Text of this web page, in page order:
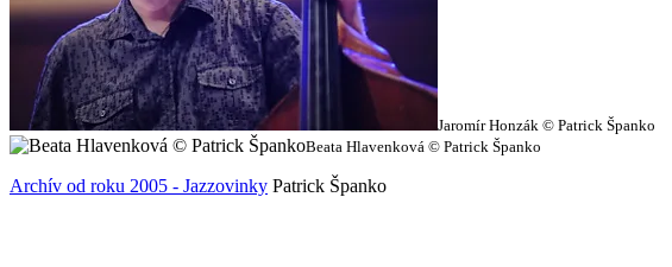
Jaromír Honzák © Patrick Španko
Beata Hlavenková © Patrick Španko
Archív od roku 2005 - Jazzovinky Patrick Španko